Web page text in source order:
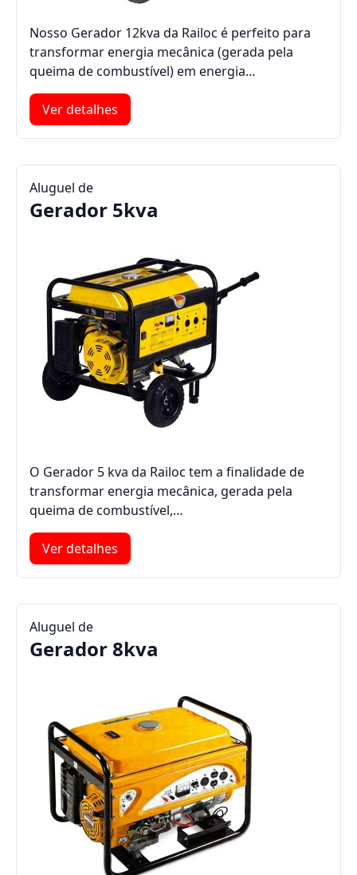
Nosso Gerador 12kva da Railoc é perfeito para
transformar energia mecânica (gerada pela
queima de combustível) em energia…
Ver detalhes
Aluguel de
Gerador 5kva
O Gerador 5 kva da Railoc tem a finalidade de
transformar energia mecânica, gerada pela
queima de combustível,…
Ver detalhes
Aluguel de
Gerador 8kva